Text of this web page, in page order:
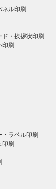
ネル印刷
ド・挨拶状印刷
印刷
・ラベル印刷
印刷